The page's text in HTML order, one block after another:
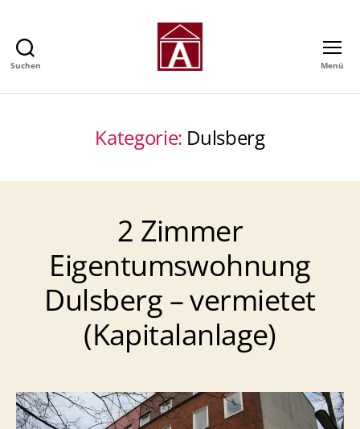
Suchen
GmbH
Immobilienmakler
in
Menü
Kategorie: Dulsberg
2 Zimmer
Eigentumswohnung
Dulsberg – vermietet
(Kapitalanlage)